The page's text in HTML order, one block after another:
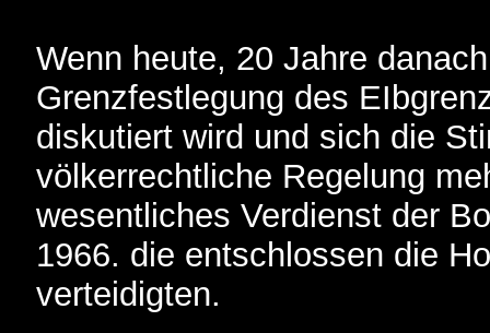
Wenn heute, 20 Jahre
Grenzfestlegung des
diskutiert wird und sich die
völkerrechtliche Regelung
wesentliches Verdienst der
1966. die entschlossen die
verteidigten.